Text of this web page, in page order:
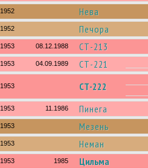
1952 Нева
1952 Печора
1953 08.12.1988 СТ-213
1953 04.09.1989 СТ-221
1953 СТ-222
1953 11.1986 Пинега
1953 Мезень
1953 Неман
1953 1985 Цильма